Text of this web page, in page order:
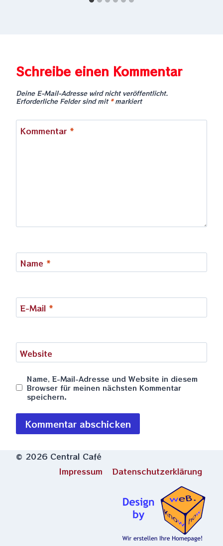
Schreibe einen Kommentar
Deine E-Mail-Adresse wird nicht veröffentlicht.
Erforderliche Felder sind mit *markiert
Kommentar *
Name *
E-Mail *
Website
Name, E-Mail-Adresse und Website in diesem
Browser für meinen nächsten Kommentar
speichern.
© 2026 Central Café
Impressum
Datenschutzerklärung